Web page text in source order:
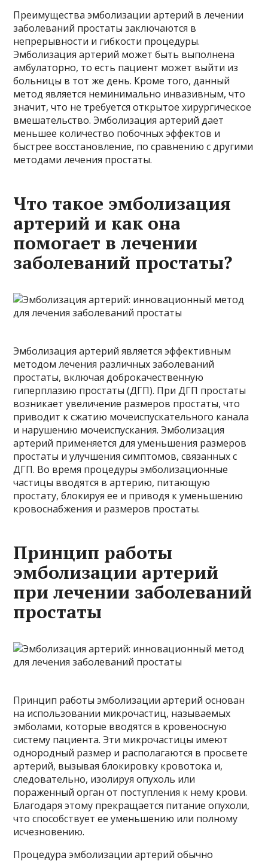
Преимущества эмболизации артерий в лечении
заболеваний простаты заключаются в
непрерывности и гибкости процедуры.
Эмболизация артерий может быть выполнена
амбулаторно, то есть пациент может выйти из
больницы в тот же день. Кроме того, данный
метод является неминимально инвазивным, что
значит, что не требуется открытое хирургическое
вмешательство. Эмболизация артерий дает
меньшее количество побочных эффектов и
быстрее восстановление, по сравнению с другими
методами лечения простаты.
Что такое эмболизация
артерий и как она
помогает в лечении
заболеваний простаты?
Эмболизация артерий является эффективным
методом лечения различных заболеваний
простаты, включая доброкачественную
гиперплазию простаты (ДГП). При ДГП простаты
возникает увеличение размеров простаты, что
приводит к сжатию мочеиспускательного канала
и нарушению мочеиспускания. Эмболизация
артерий применяется для уменьшения размеров
простаты и улучшения симптомов, связанных с
ДГП. Во время процедуры эмболизационные
частицы вводятся в артерию, питающую
простату, блокируя ее и приводя к уменьшению
кровоснабжения и размеров простаты.
Принцип работы
эмболизации артерий
при лечении заболеваний
простаты
Принцип работы эмболизации артерий основан
на использовании микрочастиц, называемых
эмболами, которые вводятся в кровеносную
систему пациента. Эти микрочастицы имеют
однородный размер и располагаются в просвете
артерий, вызывая блокировку кровотока и,
следовательно, изолируя опухоль или
пораженный орган от поступления к нему крови.
Благодаря этому прекращается питание опухоли,
что способствует ее уменьшению или полному
исчезновению.
Процедура эмболизации артерий обычно